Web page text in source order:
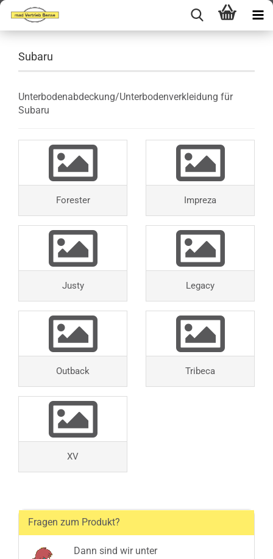
Subaru
Unterbodenabdeckung/Unterbodenverkleidung für
Subaru
Forester Impreza
Justy Legacy
Outback Tribeca
XV
Fragen zum Produkt?
Dann sind wir unter